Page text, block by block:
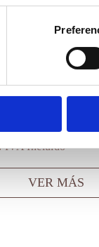
IVA Incluido
VER MÁS